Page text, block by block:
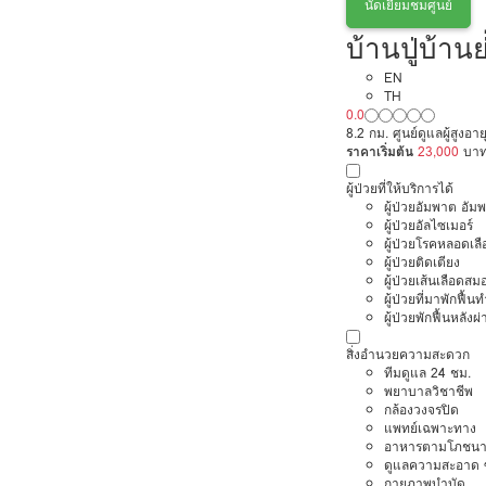
นัดเยี่ยมชมศูนย์
บ้านปู่บ้าน
EN
TH
0.0
8.2 กม. ศูนย์ดูแลผู้สูงอา
ราคาเริ่มต้น 23,000 บา
ผู้ป่วยที่ให้บริการได้
ผู้ป่วยอัมพาต อัม
ผู้ป่วยอัลไซเมอร์
ผู้ป่วยโรคหลอดเ
ผู้ป่วยติดเตียง
ผู้ป่วยเส้นเลือดสม
ผู้ป่วยที่มาพักฟื้น
ผู้ป่วยพักฟื้นหลังผ่
สิ่งอำนวยความสะดวก
ทีมดูแล 24 ชม.
พยาบาลวิชาชีพ
กล้องวงจรปิด
แพทย์เฉพาะทาง
อาหารตามโภชน
ดูแลความสะอาด